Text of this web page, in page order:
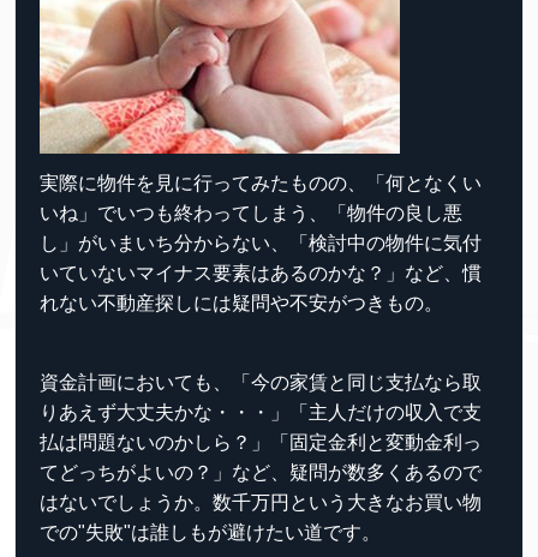
実際に物件を見に行ってみたものの、「何となくい
いね」でいつも終わってしまう、「物件の良し悪
し」がいまいち分からない、「検討中の物件に気付
いていないマイナス要素はあるのかな？」など、慣
れない不動産探しには疑問や不安がつきもの。
資金計画においても、「今の家賃と同じ支払なら取
りあえず大丈夫かな・・・」「主人だけの収入で支
払は問題ないのかしら？」「固定金利と変動金利っ
てどっちがよいの？」など、疑問が数多くあるので
はないでしょうか。数千万円という大きなお買い物
での"失敗"は誰しもが避けたい道です。